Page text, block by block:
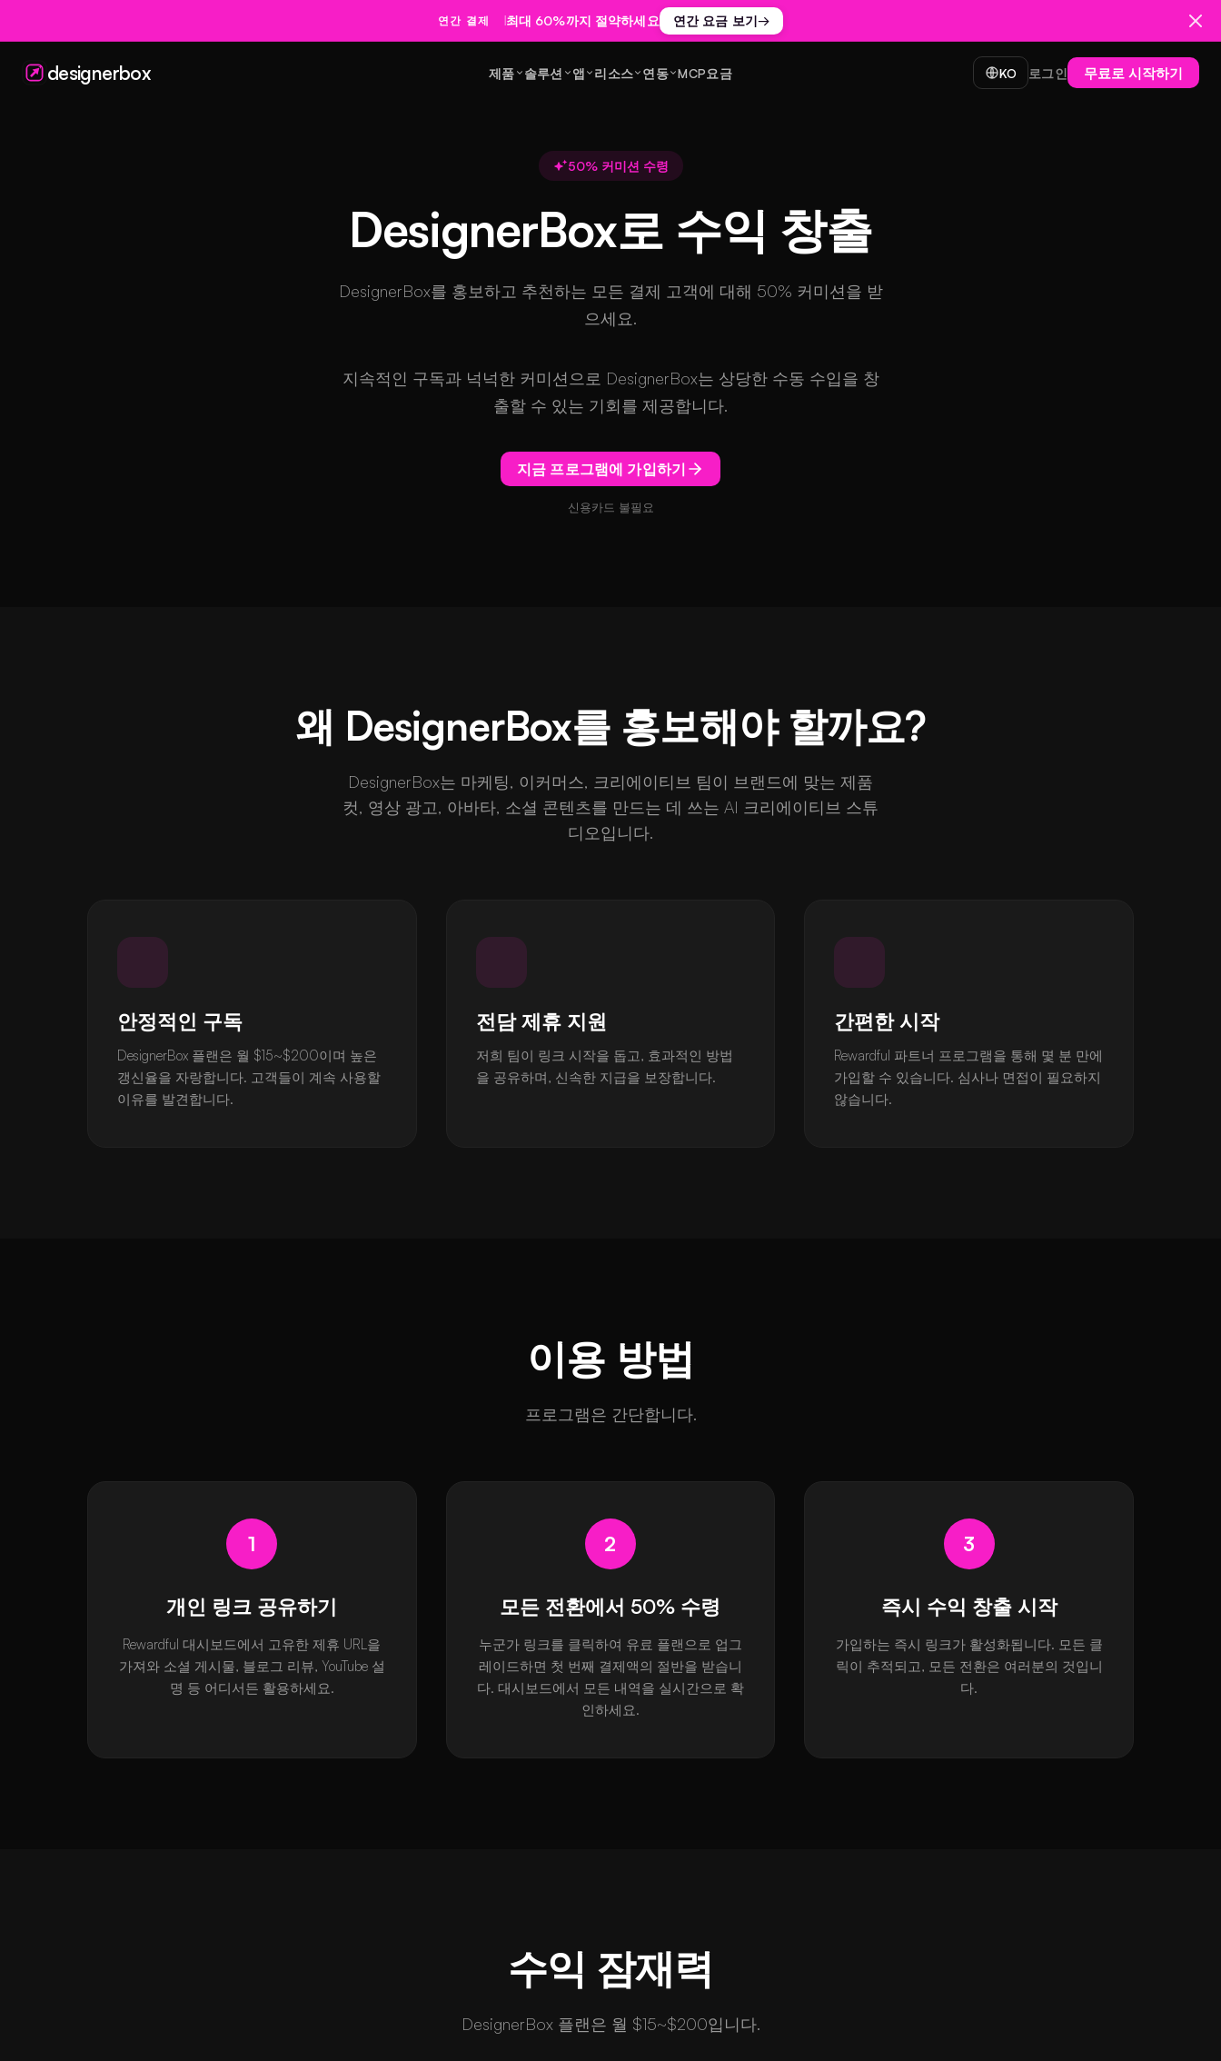
연간 결제 최대 60%까지 절약하세요 연간 요금 보기→
designerbox 제품 솔루션 앱 리소스 연동 MCP요금 KO 로그인 무료로 시작하기
50% 커미션 수령
DesignerBox로 수익 창출
DesignerBox를 홍보하고 추천하는 모든 결제 고객에 대해 50% 커미션을 받
으세요.
지속적인 구독과 넉넉한 커미션으로 DesignerBox는 상당한 수동 수입을 창
출할 수 있는 기회를 제공합니다.
지금 프로그램에 가입하기
신용카드 불필요
왜 DesignerBox를 홍보해야 할까요?
DesignerBox는 마케팅, 이커머스, 크리에이티브 팀이 브랜드에 맞는 제품
컷, 영상 광고, 아바타, 소셜 콘텐츠를 만드는 데 쓰는 AI 크리에이티브 스튜
디오입니다.
안정적인 구독
DesignerBox 플랜은 월 $15~$200이며 높은
갱신율을 자랑합니다. 고객들이 계속 사용할
이유를 발견합니다.
전담 제휴 지원
저희 팀이 링크 시작을 돕고, 효과적인 방법
을 공유하며, 신속한 지급을 보장합니다.
간편한 시작
Rewardful 파트너 프로그램을 통해 몇 분 만에
가입할 수 있습니다. 심사나 면접이 필요하지
않습니다.
이용 방법
프로그램은 간단합니다.
1
개인 링크 공유하기
Rewardful 대시보드에서 고유한 제휴 URL을
가져와 소셜 게시물, 블로그 리뷰, YouTube 설
명 등 어디서든 활용하세요.
2
모든 전환에서 50% 수령
누군가 링크를 클릭하여 유료 플랜으로 업그
레이드하면 첫 번째 결제액의 절반을 받습니
다. 대시보드에서 모든 내역을 실시간으로 확
인하세요.
3
즉시 수익 창출 시작
가입하는 즉시 링크가 활성화됩니다. 모든 클
릭이 추적되고, 모든 전환은 여러분의 것입니
다.
수익 잠재력
DesignerBox 플랜은 월 $15~$200입니다.